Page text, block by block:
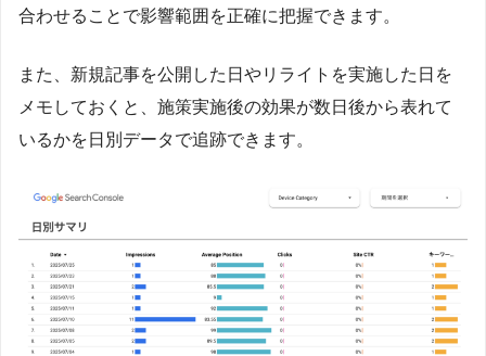
合わせることで影響範囲を正確に把握できます。
また、新規記事を公開した日やリライトを実施した日を
メモしておくと、施策実施後の効果が数日後から表れて
いるかを日別データで追跡できます。